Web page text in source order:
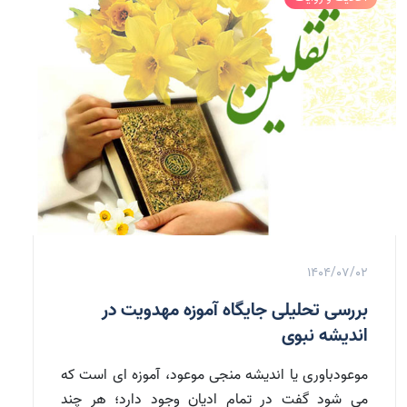
1404/07/02
بررسی تحلیلی جایگاه آموزه مهدویت در
اندیشه نبوی
موعودباوری یا اندیشه منجی موعود، آموزه ای است که
می شود گفت در تمام ادیان وجود دارد؛ هر چند